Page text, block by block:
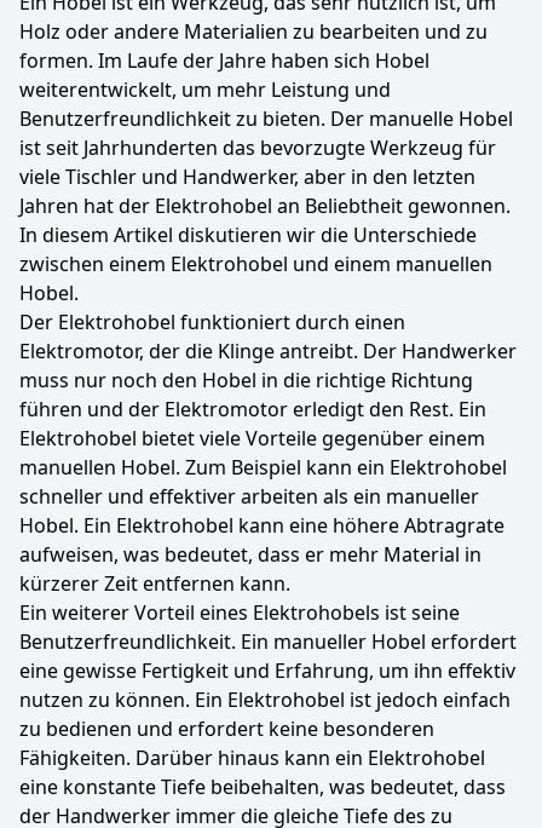
Holz oder andere Materialien zu bearbeiten und zu
formen. Im Laufe der Jahre haben sich Hobel
weiterentwickelt, um mehr Leistung und
Benutzerfreundlichkeit zu bieten. Der manuelle Hobel
ist seit Jahrhunderten das bevorzugte Werkzeug für
viele Tischler und Handwerker, aber in den letzten
Jahren hat der Elektrohobel an Beliebtheit gewonnen.
In diesem Artikel diskutieren wir die Unterschiede
zwischen einem Elektrohobel und einem manuellen
Hobel.
Der Elektrohobel funktioniert durch einen
Elektromotor, der die Klinge antreibt. Der Handwerker
muss nur noch den Hobel in die richtige Richtung
führen und der Elektromotor erledigt den Rest. Ein
Elektrohobel bietet viele Vorteile gegenüber einem
manuellen Hobel. Zum Beispiel kann ein Elektrohobel
schneller und effektiver arbeiten als ein manueller
Hobel. Ein Elektrohobel kann eine höhere Abtragrate
aufweisen, was bedeutet, dass er mehr Material in
kürzerer Zeit entfernen kann.
Ein weiterer Vorteil eines Elektrohobels ist seine
Benutzerfreundlichkeit. Ein manueller Hobel erfordert
eine gewisse Fertigkeit und Erfahrung, um ihn effektiv
nutzen zu können. Ein Elektrohobel ist jedoch einfach
zu bedienen und erfordert keine besonderen
Fähigkeiten. Darüber hinaus kann ein Elektrohobel
eine konstante Tiefe beibehalten, was bedeutet, dass
der Handwerker immer die gleiche Tiefe des zu